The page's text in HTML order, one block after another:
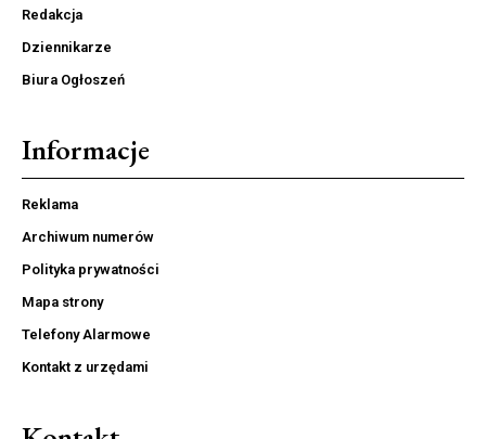
Redakcja
Dziennikarze
Biura Ogłoszeń
Informacje
Reklama
Archiwum numerów
Polityka prywatności
Mapa strony
Telefony Alarmowe
Kontakt z urzędami